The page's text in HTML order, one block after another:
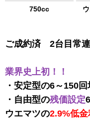
750cc
ご成約済 2台目常
業界史上初！！
・安定型の6～150
・自由型の残価設定
ウエマツの2.9%低金